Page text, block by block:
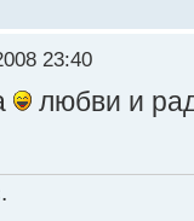
23:40
любви и